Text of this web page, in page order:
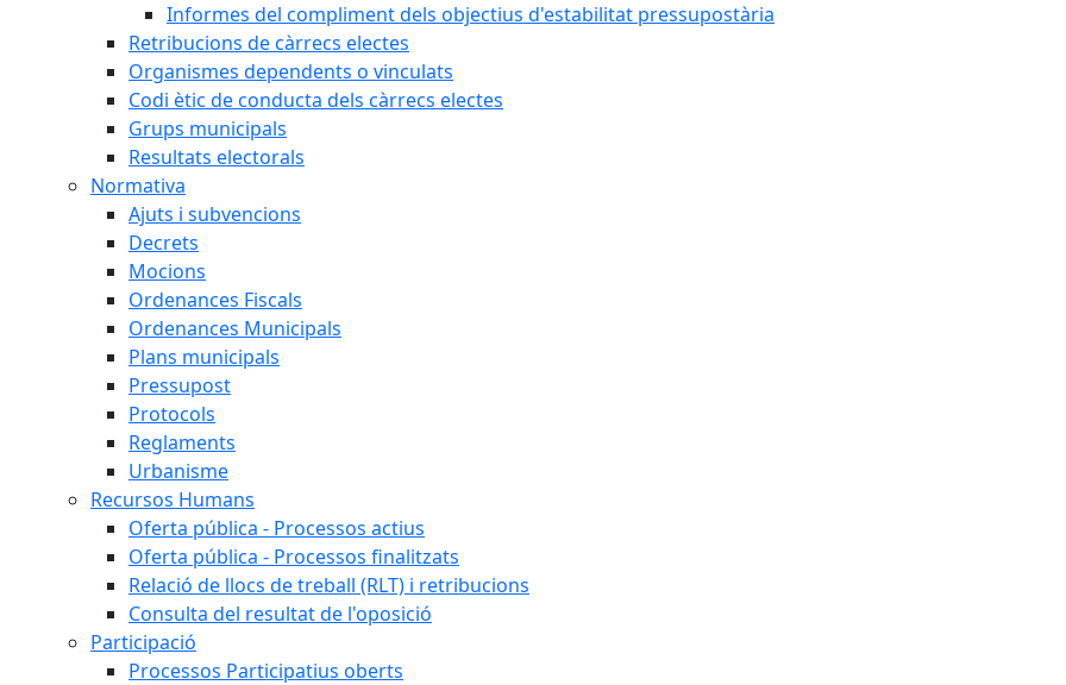
Informes del compliment dels objectius d'estabilitat pressupostària
Retribucions de càrrecs electes
Organismes dependents o vinculats
Codi ètic de conducta dels càrrecs electes
Grups municipals
Resultats electorals
Normativa
Ajuts i subvencions
Decrets
Mocions
Ordenances Fiscals
Ordenances Municipals
Plans municipals
Pressupost
Protocols
Reglaments
Urbanisme
Recursos Humans
Oferta pública - Processos actius
Oferta pública - Processos finalitzats
Relació de llocs de treball (RLT) i retribucions
Consulta del resultat de l'oposició
Participació
Processos Participatius oberts